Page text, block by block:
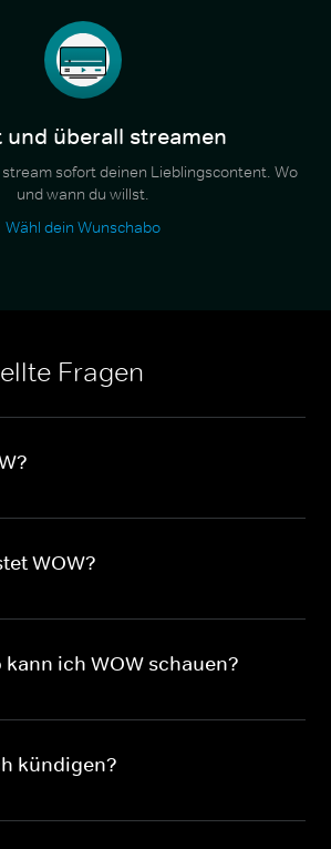
und überall streamen
stream sofort deinen Lieblingscontent. Wo
und wann du willst.
Wähl dein Wunschabo
Fragen
WOW?
kann ich WOW schauen?
kündigen?